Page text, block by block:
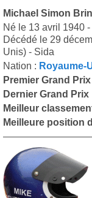
Michael Simon
Né le 13 avril 1940
Décédé le 29
Unis) - Sida
Nation : Royaume-
Premier Grand Prix
Dernier Grand Prix
Meilleur
Meilleure position